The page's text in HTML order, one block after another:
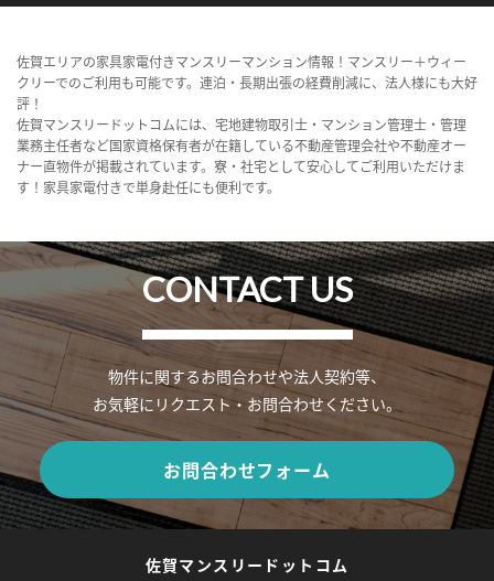
佐賀エリアの家具家電付きマンスリーマンション情報！マンスリー＋ウィー
クリーでのご利用も可能です。連泊・長期出張の経費削減に、法人様にも大好
評！
佐賀マンスリードットコムには、宅地建物取引士・マンション管理士・管理
業務主任者など国家資格保有者が在籍している不動産管理会社や不動産オー
ナー直物件が掲載されています。寮・社宅として安心してご利用いただけま
す！家具家電付きで単身赴任にも便利です。
CONTACT US
物件に関するお問合わせや法人契約等、
お気軽にリクエスト・お問合わせください。
お問合わせフォーム
佐賀マンスリードットコム